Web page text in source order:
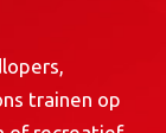
trainen op